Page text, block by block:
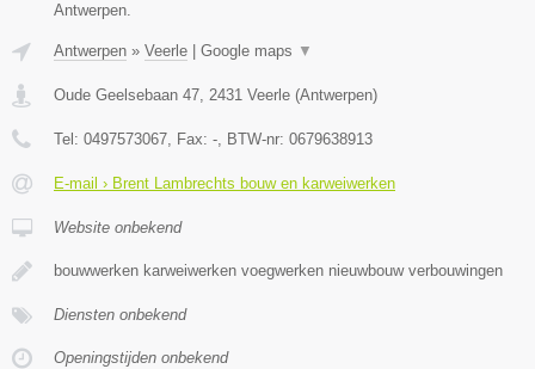
Antwerpen.
Antwerpen » Veerle Google maps ▼
Oude Geelsebaan 47, 2431 Veerle (Antwerpen)
Tel: 0497573067, Fax: -, BTW-nr: 0679638913
E-mail › Brent Lambrechts bouw en karweiwerken
Website onbekend
bouwwerken karweiwerken voegwerken nieuwbouw verbouwingen
Diensten onbekend
Openingstijden onbekend